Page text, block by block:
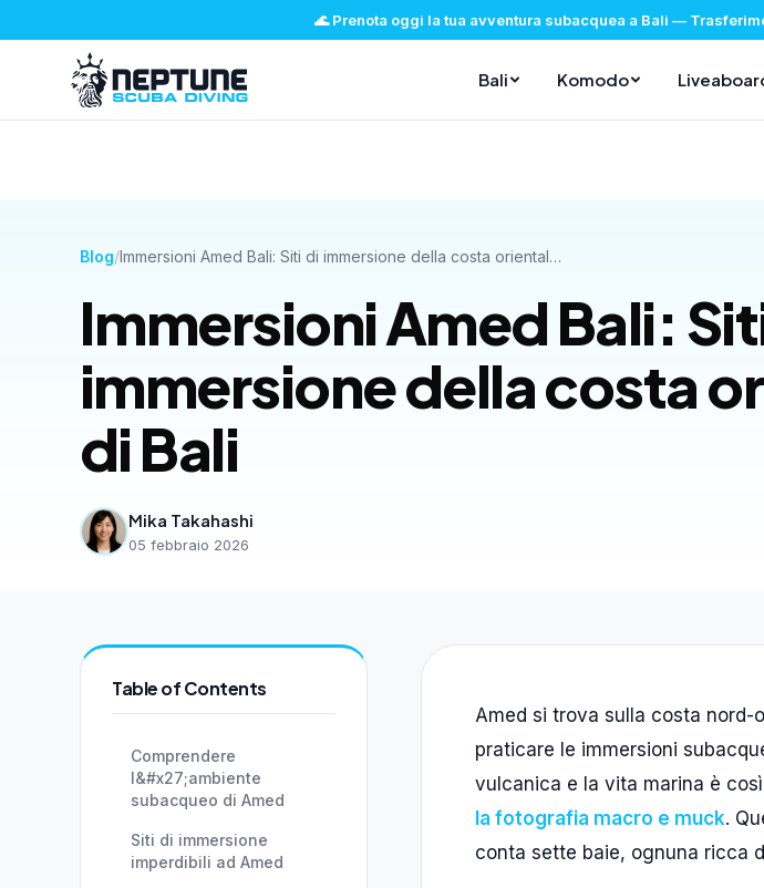
🌊Prenota oggi la tua avventura subacquea a Bali —
Bali Komodo
Blog/ Immersioni Amed Bali: Siti di immersione della costa orientale di Bali
Immersioni Amed Bali:
immersione della costa
di Bali
Mika Takahashi
05 febbraio 2026
Table of Contents
Comprendere
l&#x27;ambiente
subacqueo di Amed
Siti di immersione
imperdibili ad Amed
Amed si trova sulla costa nord-
praticare le immersioni
vulcanica e la vita marina è
la fotografia macro e muck.
conta sette baie, ognuna ricca